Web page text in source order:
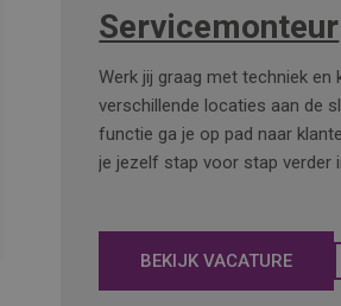
Servicemonteur
Werk jij graag met techniek
verschillende locaties aan de
functie ga je op pad naar
je jezelf stap voor stap verder
BEKIJK VACATURE